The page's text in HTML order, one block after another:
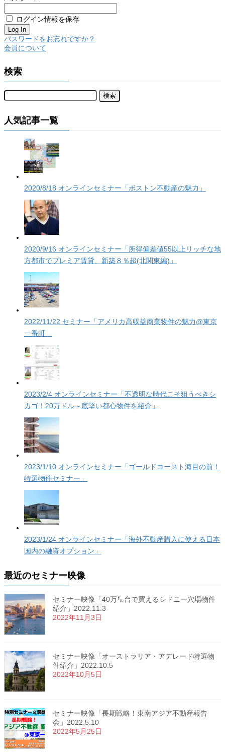
ログイン情報を保存
パスワードをお忘れですか？
会員について
検索
検
索:
人気記事一覧
2020/8/18 オンラインセミナー「ボストン不動産の魅力」
2020/9/16 オンラインセミナー「所得偏差値55以上リッチな地
方都市でプレミア賃貸、新築８％超(北関東編)」
2022/11/22 セミナー「アメリカ高収益商業物件の魅力@東京
一番町」
2023/2/4 オンラインセミナー「不透明な時代こそ狙うべきシ
カゴ！20万ドル～底堅い都心物件を紹介」
2023/1/10 オンラインセミナー「ゴールドコースト海目の前！
特選物件セミナー」
2023/1/24 オンラインセミナー「海外不動産購入に使える日本
国内の融資オプション」
最近のセミナー映像
セミナー映像「40万㌦台で買えるシドニー穴場物件
紹介」2022.11.3
2022年11月3日
セミナー映像「オーストラリア・アデレード特選物
件紹介」2022.10.5
2022年10月5日
セミナー映像「長期戦略！東南アジア不動産報告
会」2022.5.10
2022年5月25日